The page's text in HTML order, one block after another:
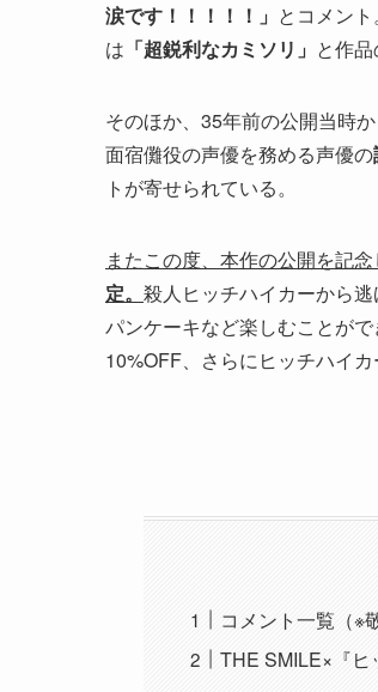
涙です！！！！！」 とコメン
は 「超鋭利なカミソリ」 と作品
そのほか、35年前の公開当時
面宿儺役の声優を務める声優の
トが寄せられている。
またこの度、本作の公開を記念
定。 殺人ヒッチハイカーから
パンケーキなど楽しむことが
10%OFF、さらにヒッチハイカ
コメント一覧（※
THE SMILE×『ヒ